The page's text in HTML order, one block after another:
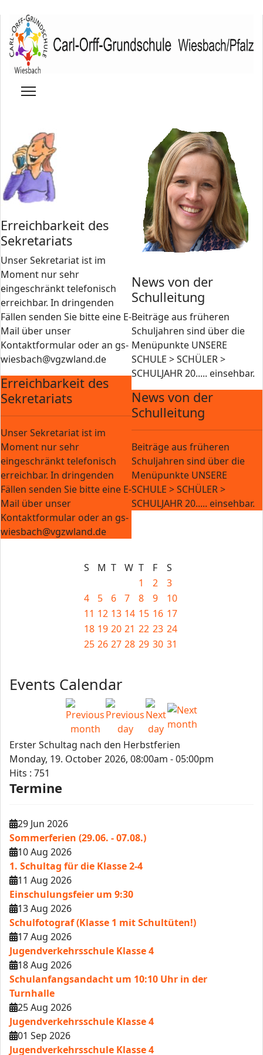
Erreichbarkeit des
Sekretariats
Unser Sekretariat ist im
Moment nur sehr
eingeschränkt telefonisch
erreichbar. In dringenden
Fällen senden Sie bitte eine E-
Mail über unser
Kontaktformular oder an gs-
wiesbach@vgzwland.de
Erreichbarkeit des
Sekretariats
Unser Sekretariat ist im
Moment nur sehr
eingeschränkt telefonisch
erreichbar. In dringenden
Fällen senden Sie bitte eine E-
Mail über unser
Kontaktformular oder an gs-
wiesbach@vgzwland.de
News von der
Schulleitung
Beiträge aus früheren
Schuljahren sind über die
Menüpunkte UNSERE
SCHULE > SCHÜLER >
SCHULJAHR 20..... einsehbar.
News von der
Schulleitung
Beiträge aus früheren
Schuljahren sind über die
Menüpunkte UNSERE
SCHULE > SCHÜLER >
SCHULJAHR 20..... einsehbar.
S M T W T F
S
1
2
3
4
5 6 7 8 9
10
11 12 13 14 15 16 17
18 19 20 21 22 23 24
25 26 27 28 29 30 31
Events Calendar
Erster Schultag nach den Herbstferien
Monday, 19. October 2026, 08:00am - 05:00pm
Hits : 751
Termine
29 Jun 2026
Sommerferien (29.06. - 07.08.)
10 Aug 2026
1. Schultag für die Klasse 2-4
11 Aug 2026
Einschulungsfeier um 9:30
13 Aug 2026
Schulfotograf (Klasse 1 mit Schultüten!)
17 Aug 2026
Jugendverkehrsschule Klasse 4
18 Aug 2026
Schulanfangsandacht um 10:10 Uhr in der
Turnhalle
25 Aug 2026
Jugendverkehrsschule Klasse 4
01 Sep 2026
Jugendverkehrsschule Klasse 4